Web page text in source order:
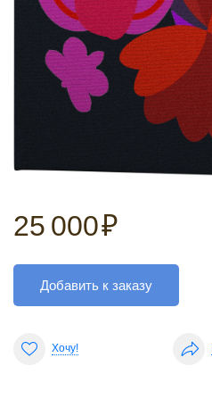
25 000₽
Добавить к заказу
Хочу!